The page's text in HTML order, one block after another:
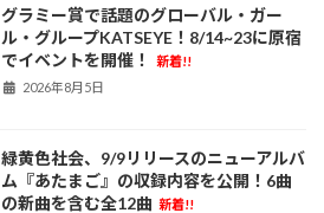
グラミー賞で話題のグローバル・ガー
ル・グループKATSEYE！8/14~23に原宿
でイベントを開催！
新着!!
2026年8月5日
緑黄色社会、9/9リリースのニューアルバ
ム『あたまご』の収録内容を公開！6曲
の新曲を含む全12曲 新着!!